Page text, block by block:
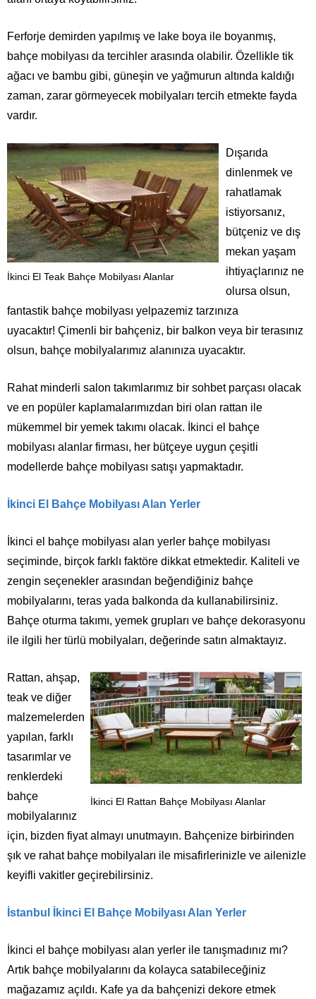
Ferforje demirden yapılmış ve lake boya ile boyanmış,
bahçe mobilyası da tercihler arasında olabilir. Özellikle tik
ağacı ve bambu gibi, güneşin ve yağmurun altında kaldığı
zaman, zarar görmeyecek mobilyaları tercih etmekte fayda
vardır.
İkinci El Teak Bahçe Mobilyası Alanlar
Dışarıda
dinlenmek ve
rahatlamak
istiyorsanız,
bütçeniz ve dış
mekan yaşam
ihtiyaçlarınız ne
olursa olsun,
fantastik bahçe mobilyası yelpazemiz tarzınıza
uyacaktır! Çimenli bir bahçeniz, bir balkon veya bir terasınız
olsun, bahçe mobilyalarımız alanınıza uyacaktır.
Rahat minderli salon takımlarımız bir sohbet parçası olacak
ve en popüler kaplamalarımızdan biri olan rattan ile
mükemmel bir yemek takımı olacak. İkinci el bahçe
mobilyası alanlar firması, her bütçeye uygun çeşitli
modellerde bahçe mobilyası satışı yapmaktadır.
İkinci El Bahçe Mobilyası Alan Yerler
İkinci el bahçe mobilyası alan yerler bahçe mobilyası
seçiminde, birçok farklı faktöre dikkat etmektedir. Kaliteli ve
zengin seçenekler arasından beğendiğiniz bahçe
mobilyalarını, teras yada balkonda da kullanabilirsiniz.
Bahçe oturma takımı, yemek grupları ve bahçe dekorasyonu
ile ilgili her türlü mobilyaları, değerinde satın almaktayız.
İkinci El Rattan Bahçe Mobilyası Alanlar
Rattan, ahşap,
teak ve diğer
malzemelerden
yapılan, farklı
tasarımlar ve
renklerdeki
bahçe
mobilyalarınız
için, bizden fiyat almayı unutmayın. Bahçenize birbirinden
şık ve rahat bahçe mobilyaları ile misafirlerinizle ve ailenizle
keyifli vakitler geçirebilirsiniz.
İstanbul İkinci El Bahçe Mobilyası Alan Yerler
İkinci el bahçe mobilyası alan yerler ile tanışmadınız mı?
Artık bahçe mobilyalarını da kolayca satabileceğiniz
mağazamız açıldı. Kafe ya da bahçenizi dekore etmek